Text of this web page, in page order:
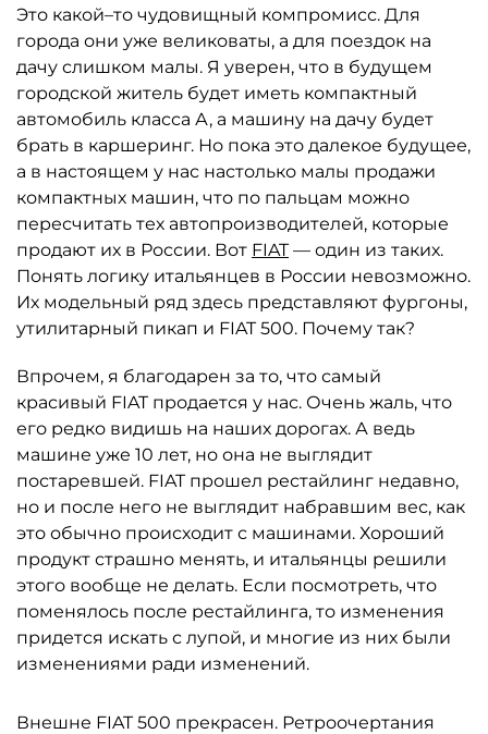
Это какой–то чудовищный компромисс. Для
города они уже великоваты, а для поездок на
дачу слишком малы. Я уверен, что в будущем
городской житель будет иметь компактный
автомобиль класса А, а машину на дачу будет
брать в каршеринг. Но пока это далекое будущее,
а в настоящем у нас настолько малы продажи
компактных машин, что по пальцам можно
пересчитать тех автопроизводителей, которые
продают их в России. Вот FIAT— один из таких.
Понять логику итальянцев в России невозможно.
Их модельный ряд здесь представляют фургоны,
утилитарный пикап и FIAT 500. Почему так?
Впрочем, я благодарен за то, что самый
красивый FIAT продается у нас. Очень жаль, что
его редко видишь на наших дорогах. А ведь
машине уже 10 лет, но она не выглядит
постаревшей. FIAT прошел рестайлинг недавно,
но и после него не выглядит набравшим вес, как
это обычно происходит с машинами. Хороший
продукт страшно менять, и итальянцы решили
этого вообще не делать. Если посмотреть, что
поменялось после рестайлинга, то изменения
придется искать с лупой, и многие из них были
изменениями ради изменений.
Внешне FIAT 500 прекрасен. Ретроочертания